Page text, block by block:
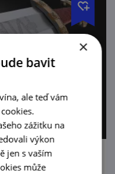
×
bavit
ale teď vám
zážitku na
výkon
jen s vaším
může